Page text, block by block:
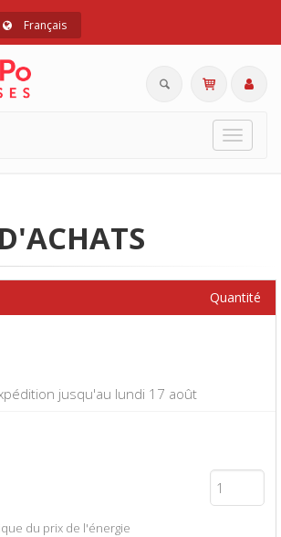
Français
Toggle
jusqu'au lundi 17 août
Quantité
du prix de l'énergie